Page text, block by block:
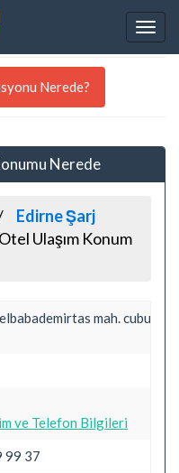
Nerede?
Nerede
Edirne Şarj
Ulaşım Konum
mah.
ve Telefon Bilgileri
99 37